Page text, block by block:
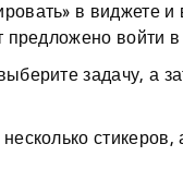
в виджете и
предложено войти
задачу, а
стикеров,